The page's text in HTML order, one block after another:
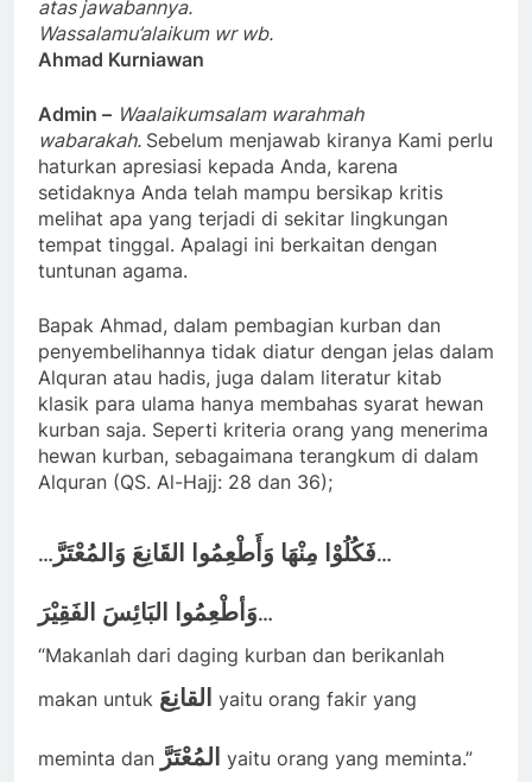
atas jawabannya.
Wassalamu’alaikum wr wb.
Ahmad Kurniawan
Admin – Waalaikumsalam warahmah
wabarakah. Sebelum menjawab kiranya Kami perlu
haturkan apresiasi kepada Anda, karena
setidaknya Anda telah mampu bersikap kritis
melihat apa yang terjadi di sekitar lingkungan
tempat tinggal. Apalagi ini berkaitan dengan
tuntunan agama.
Bapak Ahmad, dalam pembagian kurban dan
penyembelihannya tidak diatur dengan jelas dalam
Alquran atau hadis, juga dalam literatur kitab
klasik para ulama hanya membahas syarat hewan
kurban saja. Seperti kriteria orang yang menerima
hewan kurban, sebagaimana terangkum di dalam
Alquran (QS. Al-Hajj: 28 dan 36);
… فَكُلُوْا مِنْهَا وَأَطْعِمُوا القَانِعَ وَالمُعْتَرَّ…
وَأطْعِمُوا البَائِسَ الفَقِيْرَ…
“Makanlah dari daging kurban dan berikanlah
makan untuk القانِعَ yaitu orang fakir yang
meminta dan المُعْتَرَّ yaitu orang yang meminta.”